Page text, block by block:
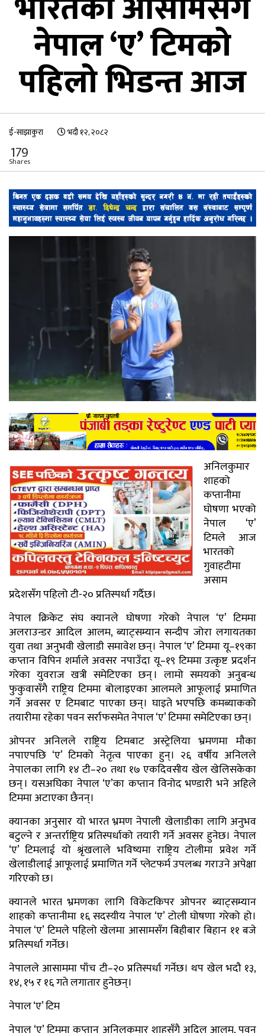
नेपाल ‘ए’ टिमको
पहिलो भिडन्त आज
ई-साझाकुरा भदौ १२, २०८२
179
Shares
अनिलकुमार
शाहको
कप्तानीमा
घोषणा भएको
नेपाल ‘ए’
टिमले आज
भारतको
गुवाहटीमा
असाम
प्रदेशसँग पहिलो टी-२० प्रतिस्पर्धा गर्दैछ।
नेपाल क्रिकेट संघ क्यानले घोषणा गरेको नेपाल ‘ए’ टिममा
अलराउन्डर आदिल आलम, ब्याट्सम्यान सन्दीप जोरा लगायतका
युवा तथा अनुभवी खेलाडी समावेश छन्। नेपाल ‘ए’ टिममा यू–१९का
कप्तान विपिन शर्माले अवसर नपाउँदा यू–१९ टिममा उत्कृष्ट प्रदर्शन
गरेका युवराज खत्री समेटिएका छन् । लामो समयको अनुबन्ध
फुकुवासँगै राष्ट्रिय टिममा बोलाइएका आलमले आफूलाई प्रमाणित
गर्ने अवसर ए टिमबाट पाएका छन्। घाइते भएपछि कमब्याकको
तयारीमा रहेका पवन सर्राफसमेत नेपाल ‘ए’ टिममा समेटिएका छन्।
ओपनर अनिलले राष्ट्रिय टिमबाट अस्ट्रेलिया भ्रमणमा मौका
नपाएपछि ‘ए’ टिमको नेतृत्व पाएका हुन्। २६ वर्षीय अनिलले
नेपालका लागि १४ टी–२० तथा १७ एकदिवसीय खेल खेलिसकेका
छन् । यसअघिका नेपाल ‘ए’का कप्तान विनोद भण्डारी भने अहिले
टिममा अटाएका छैनन्।
क्यानका अनुसार यो भारत भ्रमण नेपाली खेलाडीका लागि अनुभव
बटुल्ने र अन्तर्राष्ट्रिय प्रतिस्पर्धाको तयारी गर्ने अवसर हुनेछ। नेपाल
‘ए’ टिमलाई यो श्रृंखलाले भविष्यमा राष्ट्रिय टोलीमा प्रवेश गर्ने
खेलाडीलाई आफूलाई प्रमाणित गर्ने प्लेटफर्म उपलब्ध गराउने अपेक्षा
गरिएको छ।
क्यानले भारत भ्रमणका लागि विकेटकिपर ओपनर ब्याट्सम्यान
शाहको कप्तानीमा १६ सदस्यीय नेपाल ‘ए’ टोली घोषणा गरेको हो।
नेपाल ‘ए’ टिमले पहिलो खेलमा आसामसँग बिहीबार बिहान ११ बजे
प्रतिस्पर्धा गर्नेछ।
नेपालले आसाममा पाँच टी–२० प्रतिस्पर्धा गर्नेछ। थप खेल भदौ १३,
१४, १५ र १६ गते लगातार हुनेछन्।
नेपाल ‘ए’ टिम